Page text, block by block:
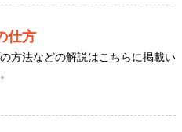
仕方
方法などの解説はこちらに掲載い